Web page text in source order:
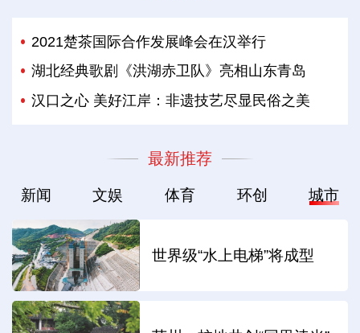
2021楚茶国际合作发展峰会在汉举行
湖北经典歌剧《洪湖赤卫队》亮相山东青岛
汉口之心 美好江岸：非遗技艺尽显民俗之美
最新推荐
新闻 文娱 体育 环创 城市
世界级“水上电梯”将成型